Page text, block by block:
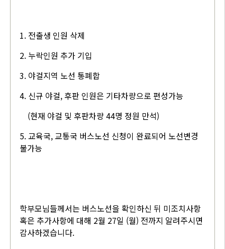
1. 전출생 인원 삭제
2. 누락인원 추가 기입
3. 야걸지역 노선 통폐합
4. 신규 야걸, 후판 인원은 기타차량으로 편성가능
(현재 야걸 및 후판차량 44명 정원 만석)
5. 교육국, 교통국 버스노선 신청이 완료되어 노선변경
불가능
학부모님들께서는 버스노선을 확인하신 뒤 미조치사항
혹은 추가사항에 대해 2월 27일 (월) 전까지 알려주시면
감사하겠습니다.